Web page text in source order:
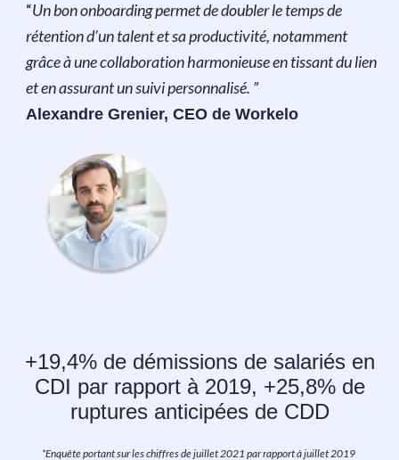
“Un bon onboarding permet de doubler le temps de
rétention d’un talent et sa productivité, notamment
grâce à une collaboration harmonieuse en tissant du lien
et en assurant un suivi personnalisé. ”
Alexandre Grenier, CEO de Workelo
+19,4% de démissions de salariés en
CDI par rapport à 2019, +25,8% de
ruptures anticipées de CDD
*Enquête portant sur les chiffres de juillet 2021 par rapport à juillet 2019